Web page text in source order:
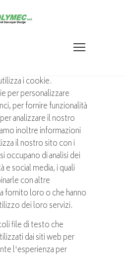
i cookie.
per personalizzare
per fornire funzionalità
analizzare il nostro
inoltre informazioni
il nostro sito con i
occupano di analisi dei
e social media, i quali
con altre
fornito loro o che hanno
dei loro servizi.
file di testo che
dai siti web per
l'esperienza per